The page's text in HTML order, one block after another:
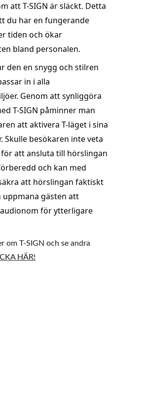
att T-SIGN är släckt. Detta
du har en fungerande
tiden och ökar
bland personalen.
den en snygg och stilren
in i alla
Genom att synliggöra
T-SIGN påminner man
att aktivera T-läget i sina
Skulle besökaren inte veta
att ansluta till hörslingan
och kan med
att hörslingan faktiskt
gästen att
för ytterligare
om T-SIGN och se andra
HÄR!